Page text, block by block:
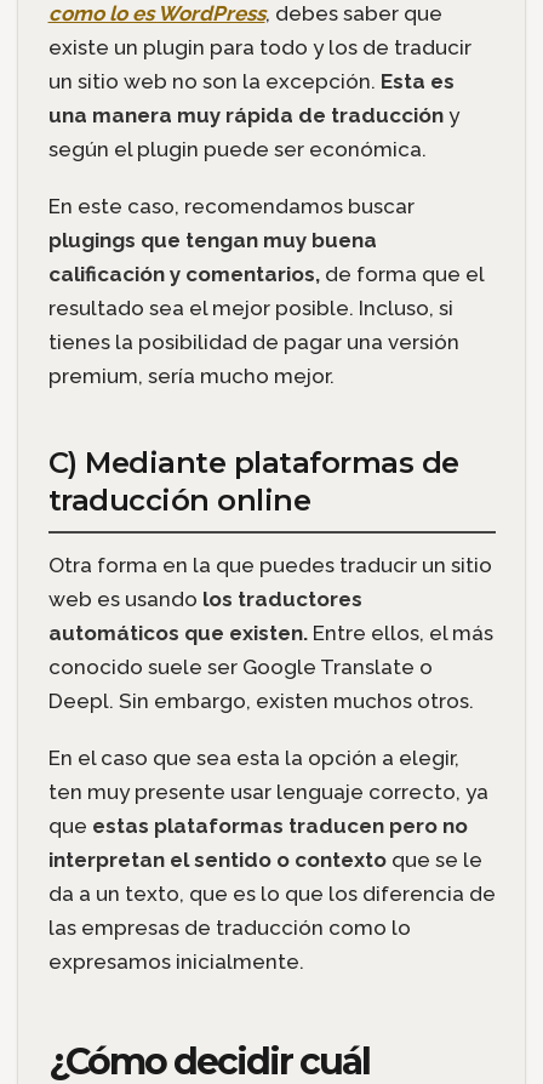
como lo es WordPress, debes saber que
existe un plugin para todo y los de traducir
un sitio web no son la excepción. Esta es
una manera muy rápida de traducción y
según el plugin puede ser económica.
En este caso, recomendamos buscar
plugings que tengan muy buena
calificación y comentarios,de forma que el
resultado sea el mejor posible. Incluso, si
tienes la posibilidad de pagar una versión
premium, sería mucho mejor.
C) Mediante plataformas de
traducción online
Otra forma en la que puedes traducir un sitio
web es usando los traductores
automáticos que existen.Entre ellos, el más
conocido suele ser Google Translate o
Deepl. Sin embargo, existen muchos otros.
En el caso que sea esta la opción a elegir,
ten muy presente usar lenguaje correcto, ya
que estas plataformas traducen pero no
interpretan el sentido o contextoque se le
da a un texto, que es lo que los diferencia de
las empresas de traducción como lo
expresamos inicialmente.
¿Cómo decidir cuál